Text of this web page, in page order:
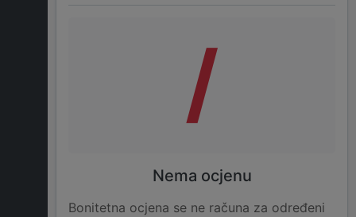
/
Nema ocjenu
Bonitetna ocjena se ne računa za određeni